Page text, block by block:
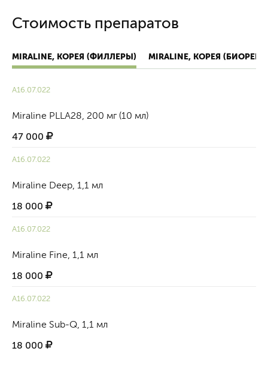
Стоимость препаратов
MIRALINE, КОРЕЯ (ФИЛЛЕРЫ) MIRALINE, КОРЕЯ
А16.07.022
Miraline PLLA28, 200 мг (10 мл)
47 000
А16.07.022
Miraline Deep, 1,1 мл
18 000
А16.07.022
Miraline Fine, 1,1 мл
18 000
А16.07.022
Miraline Sub-Q, 1,1 мл
18 000